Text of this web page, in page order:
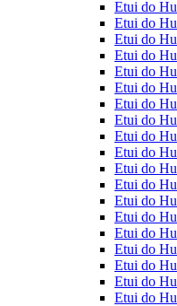
Etui do
Etui do
Etui do
Etui do
Etui do
Etui do
Etui do
Etui do
Etui do
Etui do
Etui do
Etui do
Etui do
Etui do
Etui do
Etui do
Etui do
Etui do
Etui do